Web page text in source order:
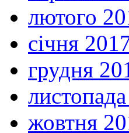
лютого
січня
грудня
жовтня